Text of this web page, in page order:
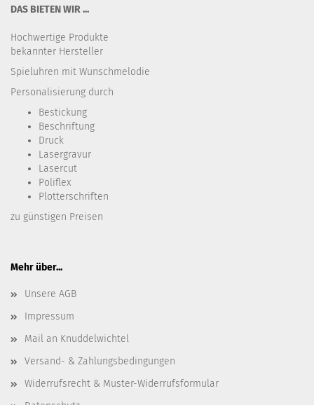
DAS BIETEN WIR ...
Hochwertige Produkte
bekannter Hersteller
Spieluhren mit Wunschmelodie
Personalisierung durch
Bestickung​
Beschriftung
Druck
Lasergravur
Lasercut
Poliflex
Plotterschriften
zu günstigen Preisen
Mehr über...
Unsere AGB
Impressum
Mail an Knuddelwichtel
Versand- & Zahlungsbedingungen
Widerrufsrecht & Muster-Widerrufsformular